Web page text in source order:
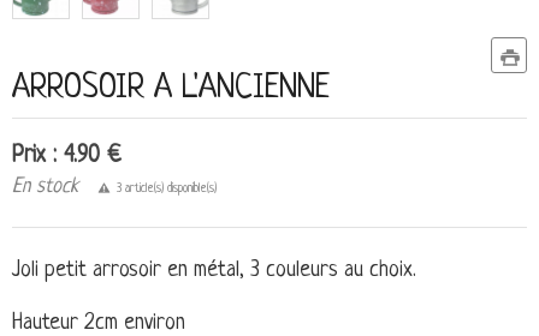
ARROSOIR A L'ANCIENNE
Prix : 4.90 €
En stock 3 article(s) disponible(s)
Joli petit arrosoir en métal, 3 couleurs au choix.
Hauteur 2cm environ